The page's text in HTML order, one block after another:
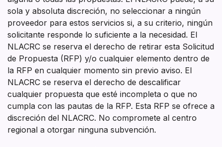
sola y absoluta discreción, no seleccionar a ningún
proveedor para estos servicios si, a su criterio, ningún
solicitante responde lo suficiente a la necesidad. El
NLACRC se reserva el derecho de retirar esta Solicitud
de Propuesta (RFP) y/o cualquier elemento dentro de
la RFP en cualquier momento sin previo aviso. El
NLACRC se reserva el derecho de descalificar
cualquier propuesta que esté incompleta o que no
cumpla con las pautas de la RFP. Esta RFP se ofrece a
discreción del NLACRC. No compromete al centro
regional a otorgar ninguna subvención.